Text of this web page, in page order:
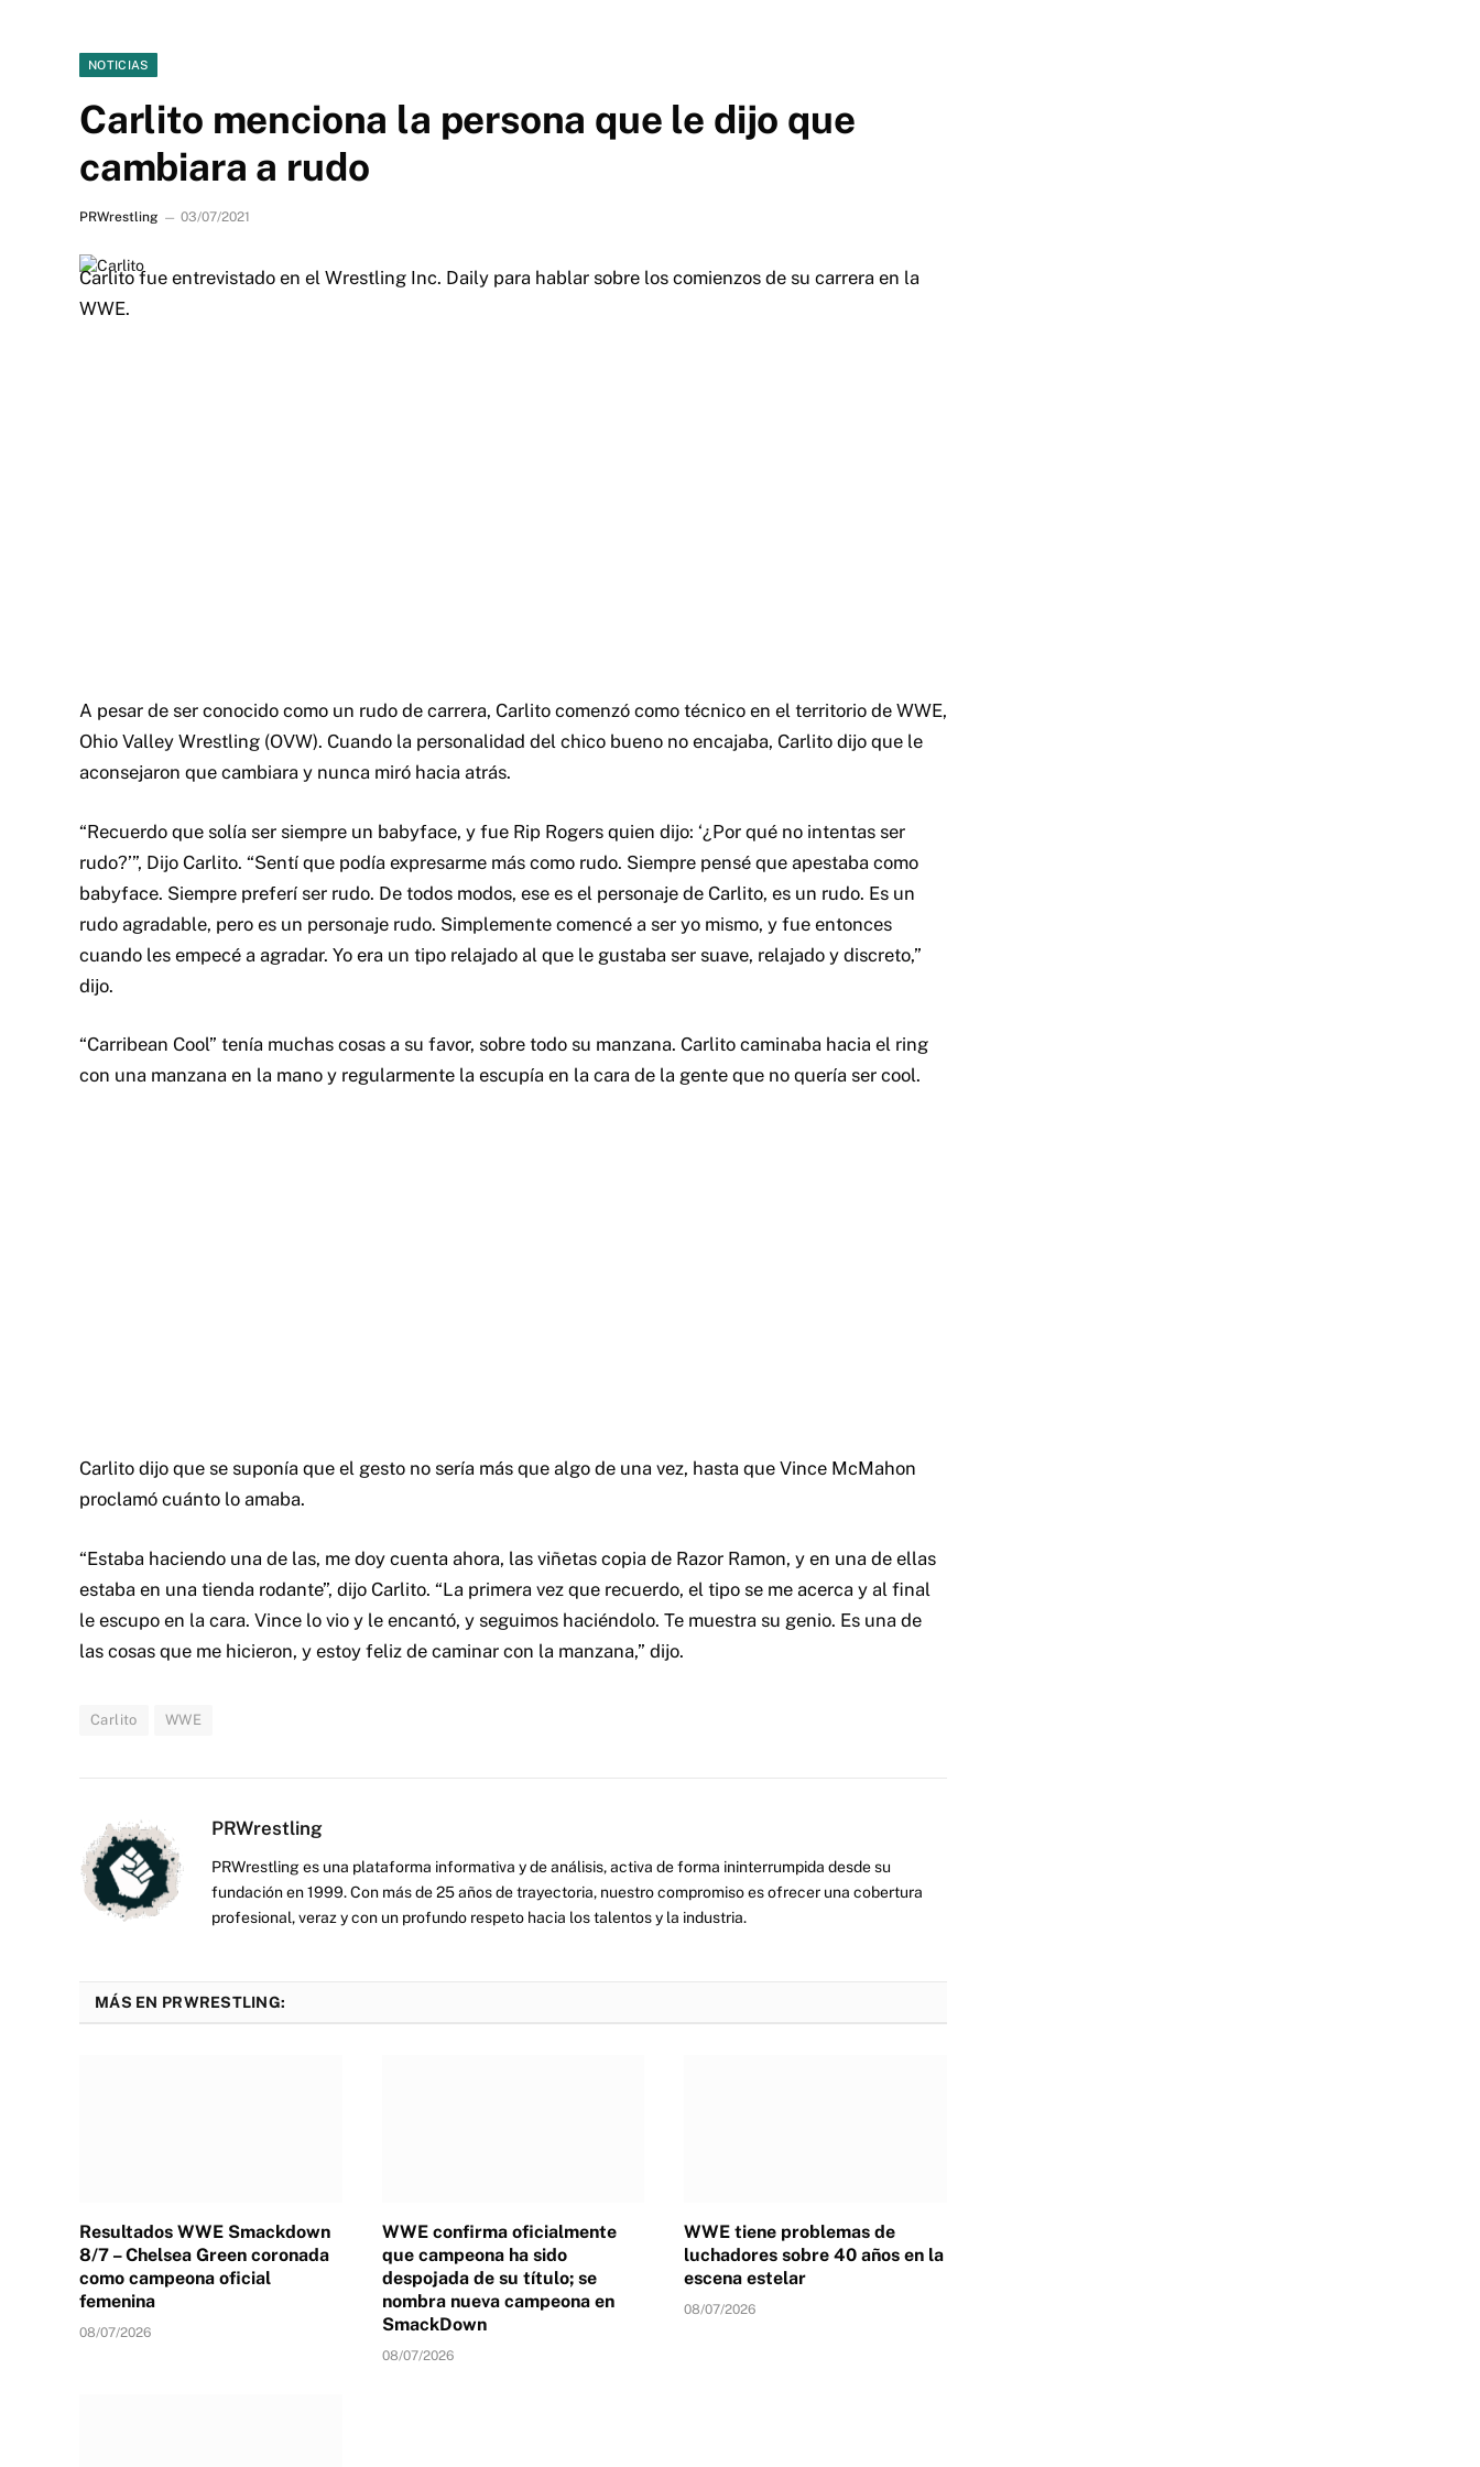
NOTICIAS
Carlito menciona la persona que le dijo que
cambiara a rudo
PRWrestling 03/07/2021
Carlito fue entrevistado en el Wrestling Inc. Daily para hablar sobre los comienzos de su carrera en la
WWE.
A pesar de ser conocido como un rudo de carrera, Carlito comenzó como técnico en el territorio de WWE,
Ohio Valley Wrestling (OVW). Cuando la personalidad del chico bueno no encajaba, Carlito dijo que le
aconsejaron que cambiara y nunca miró hacia atrás.
“Recuerdo que solía ser siempre un babyface, y fue Rip Rogers quien dijo: ‘¿Por qué no intentas ser
rudo?’”, Dijo Carlito. “Sentí que podía expresarme más como rudo. Siempre pensé que apestaba como
babyface. Siempre preferí ser rudo. De todos modos, ese es el personaje de Carlito, es un rudo. Es un
rudo agradable, pero es un personaje rudo. Simplemente comencé a ser yo mismo, y fue entonces
cuando les empecé a agradar. Yo era un tipo relajado al que le gustaba ser suave, relajado y discreto,”
dijo.
“Carribean Cool” tenía muchas cosas a su favor, sobre todo su manzana. Carlito caminaba hacia el ring
con una manzana en la mano y regularmente la escupía en la cara de la gente que no quería ser cool.
Carlito dijo que se suponía que el gesto no sería más que algo de una vez, hasta que Vince McMahon
proclamó cuánto lo amaba.
“Estaba haciendo una de las, me doy cuenta ahora, las viñetas copia de Razor Ramon, y en una de ellas
estaba en una tienda rodante”, dijo Carlito. “La primera vez que recuerdo, el tipo se me acerca y al final
le escupo en la cara. Vince lo vio y le encantó, y seguimos haciéndolo. Te muestra su genio. Es una de
las cosas que me hicieron, y estoy feliz de caminar con la manzana,” dijo.
Carlito WWE
PRWrestling
PRWrestling es una plataforma informativa y de análisis, activa de forma ininterrumpida desde su
fundación en 1999. Con más de 25 años de trayectoria, nuestro compromiso es ofrecer una cobertura
profesional, veraz y con un profundo respeto hacia los talentos y la industria.
MÁS EN PRWRESTLING:
Resultados WWE Smackdown
8/7 – Chelsea Green coronada
como campeona oficial
femenina
08/07/2026
WWE confirma oficialmente
que campeona ha sido
despojada de su título; se
nombra nueva campeona en
SmackDown
08/07/2026
WWE tiene problemas de
luchadores sobre 40 años en la
escena estelar
08/07/2026